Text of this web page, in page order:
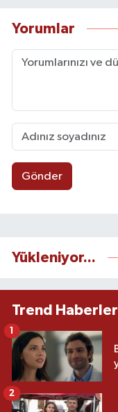
Yorumlar
Gönder
Yükleniyor...
Trend Haberler
1
2